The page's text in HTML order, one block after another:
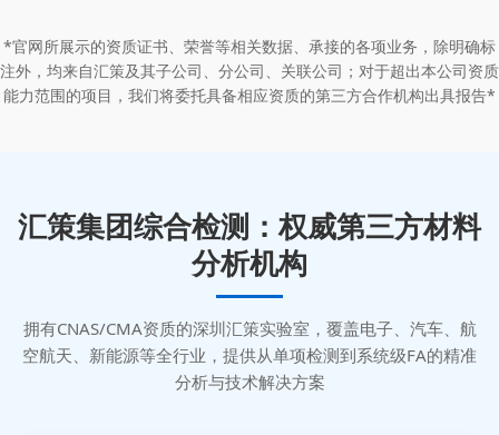
*官网所展示的资质证书、荣誉等相关数据、承接的各项业务，除明确标
注外，均来自汇策及其子公司、分公司、关联公司；对于超出本公司资质
能力范围的项目，我们将委托具备相应资质的第三方合作机构出具报告*
汇策集团综合检测：权威第三方材料
分析机构
拥有CNAS/CMA资质的深圳汇策实验室，覆盖电子、汽车、航
空航天、新能源等全行业，提供从单项检测到系统级FA的精准
分析与技术解决方案